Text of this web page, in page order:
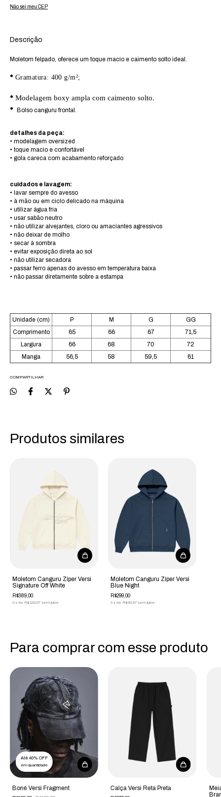
Não sei meu CEP
Descrição
Moletom felpado, oferece um toque macio e caimento solto ideal.
• Gramatura: 400 g/m²;
• Modelagem boxy ampla com caimento solto.
• Bolso canguru frontal.
detalhes da peça:
• modelagem oversized
• toque macio e confortável
• gola careca com acabamento reforçado
cuidados e lavagem:
• lavar sempre do avesso
• à mão ou em ciclo delicado na máquina
• utilizar água fria
• usar sabão neutro
• não utilizar alvejantes, cloro ou amaciantes agressivos
• não deixar de molho
• secar à sombra
• evitar exposição direta ao sol
• não utilizar secadora
• passar ferro apenas do avesso em temperatura baixa
• não passar diretamente sobre a estampa
Unidade (cm) P M G
GG
Comprimento
65 66 67
71,5
Largura
66 68 70
72
Manga
56,5 58 59,5 61
COMPARTILHAR
Produtos similares
Moletom Canguru Zíper Versi
Signature Off White
R$389,00
3 x de R$129,67 sem juros
Moletom Canguru Zíper Versi
Blue Night
R$299,00
3 xde R$99,67 sem juros
Para comprar com esse produto
Até 40% OFF
em quantidade
Boné Versi Fragment Calça Versi Reta Preta